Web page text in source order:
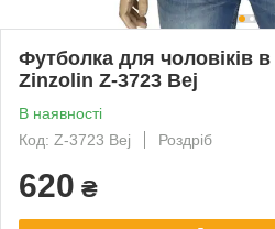
Футболка для чоловіків
Zinzolin Z-3723 Bej
В наявності
Код: Z-3723 Bej
Роздріб
620 ₴